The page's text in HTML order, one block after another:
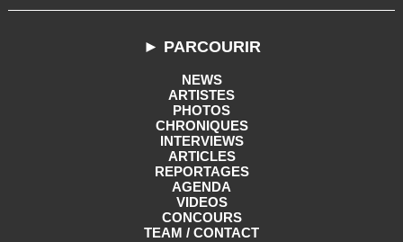
► PARCOURIR
NEWS
ARTISTES
PHOTOS
CHRONIQUES
INTERVIEWS
ARTICLES
REPORTAGES
AGENDA
VIDEOS
CONCOURS
TEAM / CONTACT